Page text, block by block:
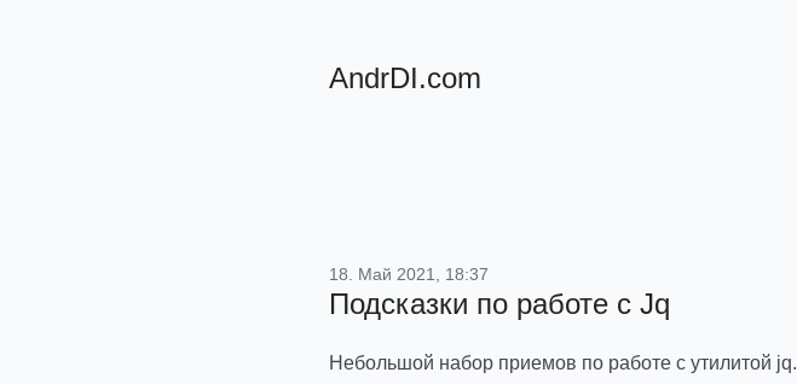
AndrDI.com
18. Май 2021, 18:37
Подсказки по работе с Jq
Небольшой набор приемов по работе с утилитой jq.